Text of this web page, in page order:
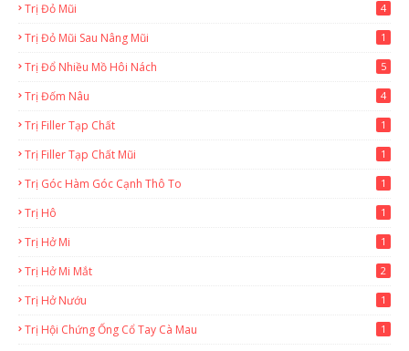
Trị Đỏ Mũi 4
Trị Đỏ Mũi Sau Nâng Mũi 1
Trị Đổ Nhiều Mồ Hôi Nách 5
Trị Đốm Nâu 4
Trị Filler Tạp Chất 1
Trị Filler Tạp Chất Mũi 1
Trị Góc Hàm Góc Cạnh Thô To 1
Trị Hô 1
Trị Hở Mi 1
Trị Hở Mi Mắt 2
Trị Hở Nướu 1
Trị Hội Chứng Ống Cổ Tay Cà Mau 1